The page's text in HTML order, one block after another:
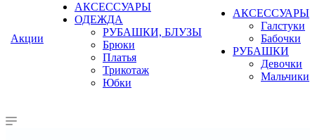
Акции
АКСЕССУАРЫ
ОДЕЖДА
РУБАШКИ, БЛУЗЫ
Брюки
Платья
Трикотаж
Юбки
АКСЕССУАРЫ
Галстуки
Бабочки
РУБАШКИ
Девочки
Мальчики